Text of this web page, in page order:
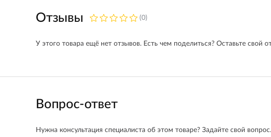
Отзывы (0)
У этого товара ещё нет отзывов. Есть чем поделиться? Оставьте свой
Вопрос-ответ
Нужна консультация специалиста об этом товаре? Задайте свой вопрос.